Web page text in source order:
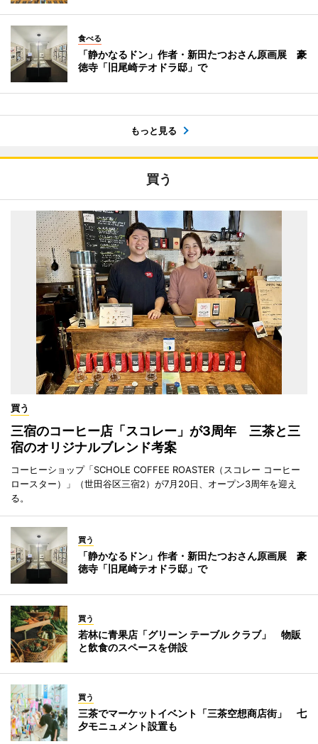
食べる
「静かなるドン」作者・新田たつおさん原画展 豪
徳寺「旧尾崎テオドラ邸」で
もっと見る
買う
買う
三宿のコーヒー店「スコレー」が3周年 三茶と三
宿のオリジナルブレンド考案
コーヒーショップ「SCHOLE COFFEE ROASTER（スコレー コーヒー
ロースター）」（世田谷区三宿2）が7月20日、オープン3周年を迎え
る。
買う
「静かなるドン」作者・新田たつおさん原画展 豪
徳寺「旧尾崎テオドラ邸」で
買う
若林に青果店「グリーン テーブル クラブ」 物販
と飲食のスペースを併設
買う
三茶でマーケットイベント「三茶空想商店街」 七
夕モニュメント設置も